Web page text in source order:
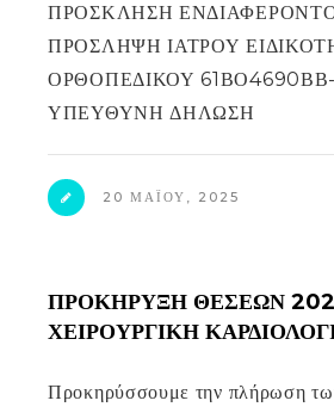
ΠΡΟΣΚΛΗΣΗ
ΠΡΟΣΛΗΨΗ ΙΑΤΡΟΥ
ΟΡΘΟΠΕΔΙΚΟΥ
ΥΠΕΥΘΥΝΗ ΔΗΛΩΣΗ
20 ΜΑΪ́ΟΥ, 2025
ΠΡΟΚΗΡΥΞΗ ΘΕΣΕΩΝ
ΧΕΙΡΟΥΡΓΙΚΗ
Προκηρύσσουμε την πλήρωση